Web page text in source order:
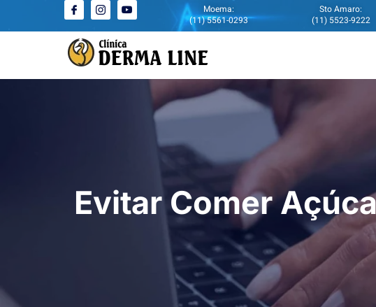
Moema:
(11) 5561-0293
Sto Amaro:
(11) 5523-9222
Evitar Comer